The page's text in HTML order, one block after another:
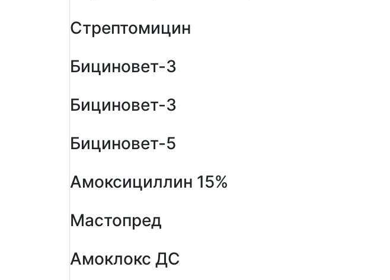
Стрептомицин
Бициновет-3
Бициновет-3
Бициновет-5
Амоксициллин 15%
Мастопред
Амоклокс ДС